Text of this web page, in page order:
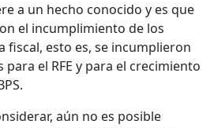
a un hecho conocido y es que
el incumplimiento de los
fiscal, esto es, se incumplieron
para el RFE y para el crecimiento
aún no es posible